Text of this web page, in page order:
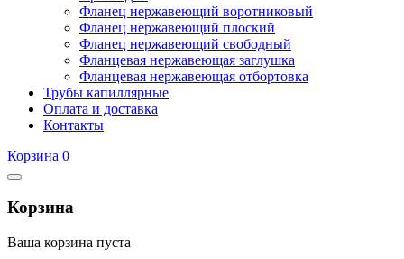
Фланец нержавеющий воротниковый
Фланец нержавеющий плоский
Фланец нержавеющий свободный
Фланцевая нержавеющая заглушка
Фланцевая нержавеющая отбортовка
Трубы капиллярные
Оплата и доставка
Контакты
Корзина 0
Корзина
Ваша корзина пуста